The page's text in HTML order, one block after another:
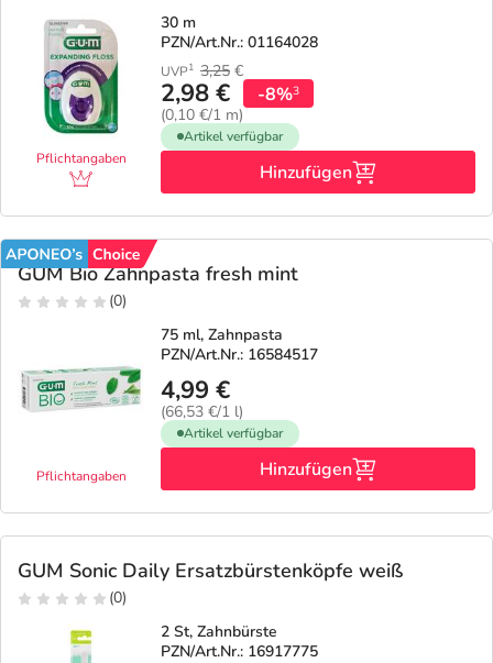
Sport & Fitness
Tierapotheke
Vitamine & Mineralstoffe
Marken
Täglich gut versorgt
Refluthin, Lasea & Carmenthin Deals
Salus Deals
Pflichtangaben
30 m
PZN/Art.Nr.: 01164028
UVP1 3,25 €
2,98 €
(0,10 €/1 m)
-8%3
Artikel verfügbar
Hinzufügen
GUM Bio Zahnpasta fresh mint
(0)
Pflichtangaben
75 ml, Zahnpasta
PZN/Art.Nr.: 16584517
4,99 €
(66,53 €/1 l)
Artikel verfügbar
Hinzufügen
GUM Sonic Daily Ersatzbürstenköpfe weiß
(0)
2 St, Zahnbürste
PZN/Art.Nr.: 16917775